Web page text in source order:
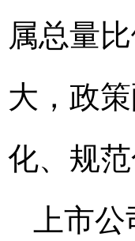
属总量
大，政
化、规范
上市